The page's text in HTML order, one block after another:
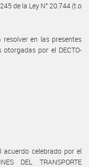
de la Ley N° 20.744 (t.o
en las presentes
por el DECTO-
acuerdo celebrado por el
DEL TRANSPORTE